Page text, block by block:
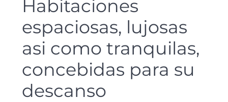
Habitaciones
espaciosas, lujosas
asi­ como tranquilas,
concebidas para su
descanso